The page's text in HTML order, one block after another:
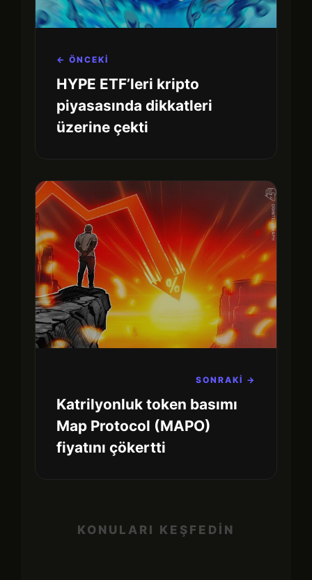
← ÖNCEKİ
HYPE ETF’leri kripto
piyasasında dikkatleri
üzerine çekti
SONRAKİ →
Katrilyonluk token basımı
Map Protocol (MAPO)
fiyatını çökertti
KONULARI KEŞFEDİN